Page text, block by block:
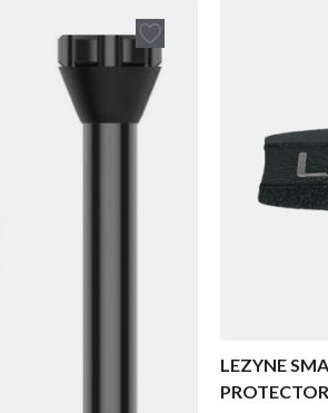
LEZYNE